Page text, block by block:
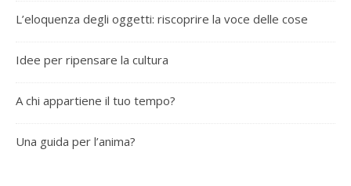
L’eloquenza degli oggetti: riscoprire la voce delle cose
Idee per ripensare la cultura
A chi appartiene il tuo tempo?
Una guida per l’anima?